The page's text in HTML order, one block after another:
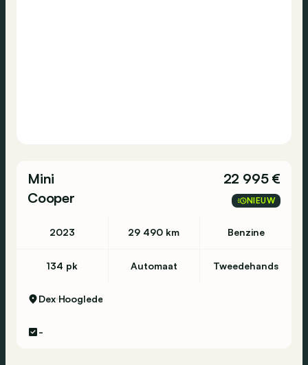
Mini
Cooper
22 995 €
NIEUW
2023 29 490 km Benzine
134 pk Automaat Tweedehands
Dex Hooglede
-